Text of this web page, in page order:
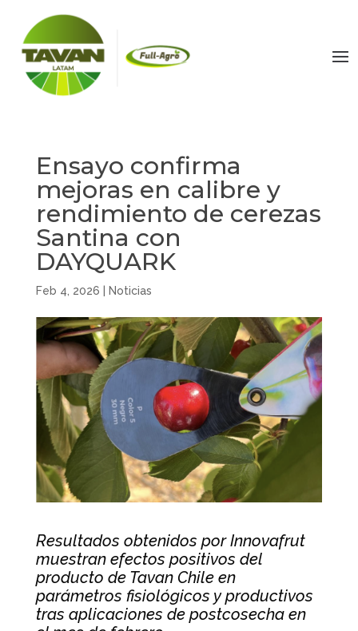
Ensayo confirma
mejoras en calibre y
rendimiento de cerezas
Santina con
DAYQUARK
Feb 4, 2026 Noticias
Resultados obtenidos por Innovafrut
muestran efectos positivos del
producto de Tavan Chile en
parámetros fisiológicos y productivos
tras aplicaciones de postcosecha en